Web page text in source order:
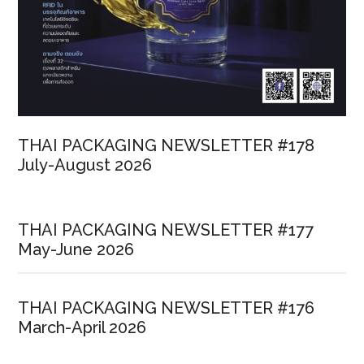
THAI PACKAGING NEWSLETTER #178
July-August 2026
THAI PACKAGING NEWSLETTER #177
May-June 2026
THAI PACKAGING NEWSLETTER #176
March-April 2026